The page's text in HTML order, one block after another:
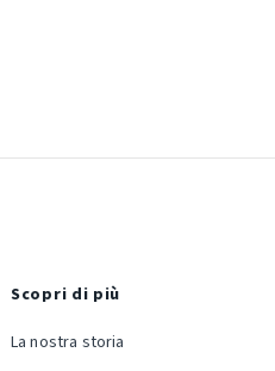
Scopri di più
La nostra storia